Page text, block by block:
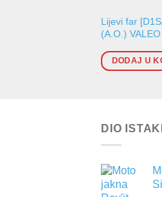
Lijevi far
(A.O.)
DODAJ U
DIO